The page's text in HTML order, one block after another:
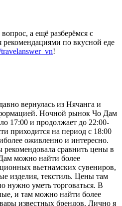
а ещё разберёмся с
по вкусной еде
!
вернулась из Нячанга и
Ночной рынок Чо Дам
17:00 и продолжает до 22:00-
приходится на период с 18:00
оживленно и интересно.
рекомендовала сравнить цены в
можно найти более
вьетнамских сувениров,
изделия, текстиль. Цены там
нужно уметь торговаться. В
и там можно найти более
известных брендов. Лично я